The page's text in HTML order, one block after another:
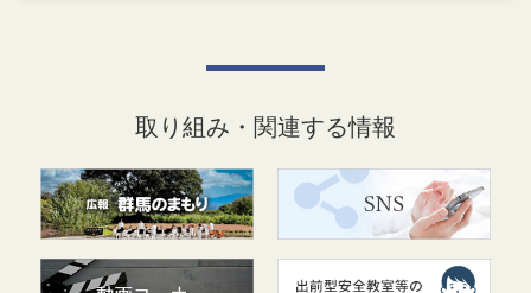
取り組み・関連する情報